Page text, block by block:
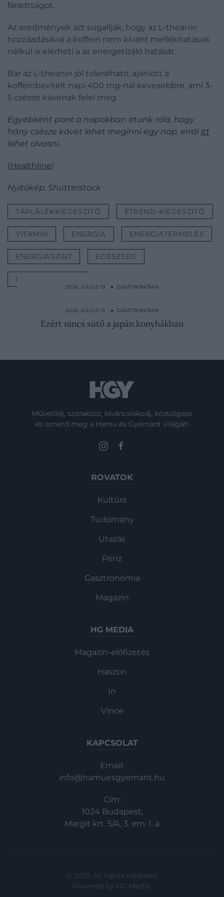
fáradtságot.
Az eredmények azt sugallják, hogy az L-theanin
hozzáadásával a koffein nem kívánt mellékhatások
nélkül is elérheti a az energetizáló hatását.
Bár az L-theanin jól tolerálható, ajánlott a
koffeinbevitelt napi 400 mg-nál kevesebbre, ami 3-
5 csésze kávénak felel meg.
Egyébként pont a napokban írtunk róla, hogy
hány csésze kávét lehet meginni egy nap, erről itt
lehet olvasni.
(Healthline)
Nyitókép: Shutterstock
TÁPLÁLÉKKIEGÉSZÍTŐ ÉTREND-KIEGÉSZÍTŐ
VITAMIN ENERGIA ENERGIATERMELÉS
ENERGIASZINT EGÉSZSÉG
GASZTRONÓMIA
2026. JÚLIUS 19. ● GASZTRONÓMIA
Így készíti a szicíliai pisztáciapestót egy
olasz nagymama
2026. JÚLIUS 13. ● GASZTRONÓMIA
Ezért nincs sütő a japán konyhákban
Művelődj, szórakozz, kíváncsiskodj, kóstolgass
és ismerd meg a Hamu és Gyémánt világát!
ROVATOK
Kultúra
Tudomány
Utazás
Pénz
Gasztronómia
Magazin
HG MEDIA
Magazin-előfizetés
Haszon
In
Vince
KAPCSOLAT
Email:
info@hamuesgyemant.hu
Cím:
1024 Budapest,
Margit krt. 5/A, 3. em. 1. a
© 2025 All rights reserved.
Powered by HG Media.